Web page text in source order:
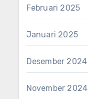
Februari 2025
Januari 2025
Desember 2024
November 2024